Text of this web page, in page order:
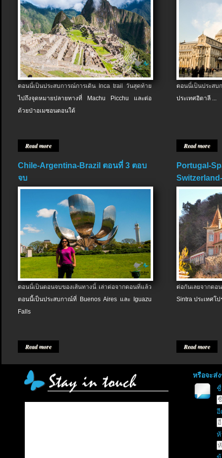
ตอนนี้เป็นประสบการณ์การเดิน Inca trail วันสุดท้าย
ไปถึงจุดหมายปลายทางที่ Machu Picchu และต่อ
ด้วยป่าอเมซอนตอนใต้
Read more
ตอนนี้เป็นประส
ประเทศอิตาลี ...
Read more
Chile-Argentina-Brazil ตอนที่ 3 ตอบ
จบ
ตอนนี้เป็นตอนจบของเส้นทางนี้ เล่าต่อจากตอนที่แล้ว
ตอนนี้เป็นประสบกาณ์ที่ Buenos Aires และ Iguazu
Falls
Read more
Portugal-
ต่อกันเลยจากต
Sintra ประเทศโป
Read more
หรือจะส่
อี
หั